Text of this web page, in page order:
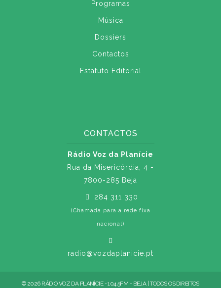
Programas
Música
Dossiers
Contactos
Estatuto Editorial
CONTACTOS
Rádio Voz da Planície
Rua da Misericórdia, 4 -
7800-285 Beja
284 311 330
(Chamada para a rede fixa
nacional)
radio@vozdaplanicie.pt
© 2026 RÁDIO VOZ DA PLANÍCIE - 104.5FM - BEJA | TODOS OS DIREITOS